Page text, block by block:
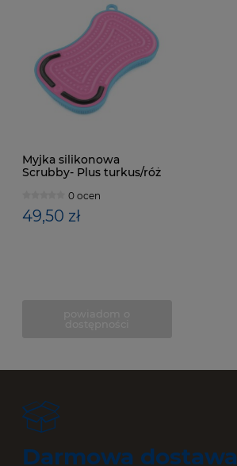
Myjka silikonowa
Scrubby- Plus turkus/róż
0 ocen
49,50 zł
Darmowa dostawa